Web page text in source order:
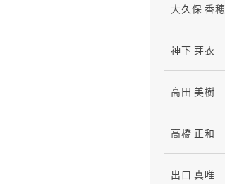
大久保 香穂
神下 芽衣
高田 美樹
高橋 正和
出口 真唯